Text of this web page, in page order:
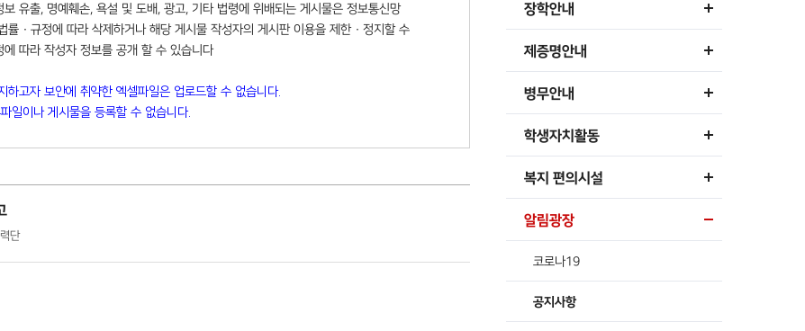
유출, 명예훼손, 욕설 및 도배, 광고, 기타 법령에 위배되는 게시물은 정보통신망
률 · 규정에 따라 삭제하거나 해당 게시물 작성자의 게시판 이용을 제한 · 정지할 수
따라 작성자 정보를 공개 할 수 있습니다
하고자 보안에 취약한 엑셀파일은 업로드할 수 없습니다.
일이나 게시물을 등록할 수 없습니다.
단
장학안내
제증명안내
병무안내
학생자치활동
복지 편의시설
알림광장
코로나19
공지사항